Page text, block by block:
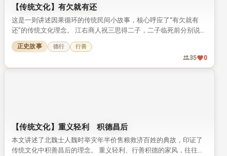
【传统文化】有欠就有还
这是一则讲述因果循环的传统民间小故事，核心呼应了“有欠就有
还”的传统文化理念。 江右商人祝三思得二子，二子临死前分别说出
自己投胎前来还债、讨债的前世因果。 祝三思听从劝告积德行善，
最终得子养老，得享善终。
正史故事 德行 行善
35 0
【传统文化】重义轻利 积德昌后
本文讲述了北魏士人魏时举灾年半价售粮救济百姓的典故，印证了
传统文化中积善昌后的理念。 重义轻利、行善积德的家风，往往会